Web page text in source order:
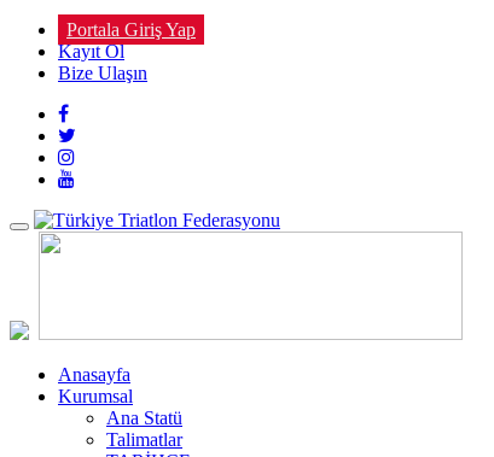
Portala Giriş Yap
Kayıt Ol
Bize Ulaşın
Toggle
navigation
Anasayfa
Kurumsal
Ana Statü
Talimatlar